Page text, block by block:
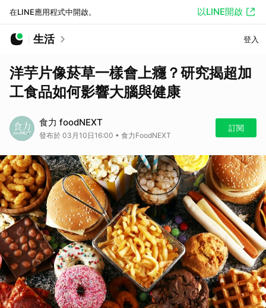
在LINE應用程式中開啟。 以LINE開啟
生活 登入
洋芋片像菸草一樣會上癮？研究揭超加
工食品如何影響大腦與健康
食力 foodNEXT
發布於 03月10日16:00 • 食力FoodNEXT
訂閱